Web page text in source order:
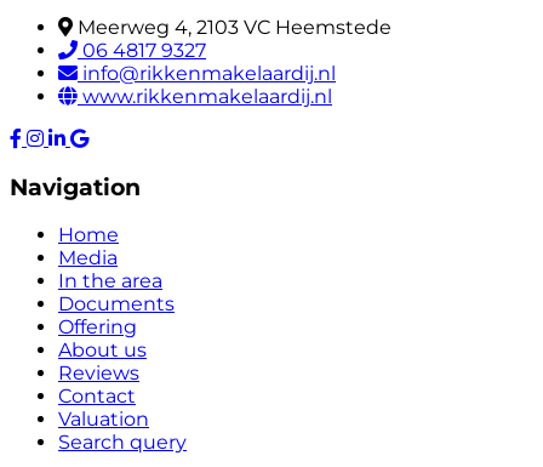
Meerweg 4, 2103 VC Heemstede
06 4817 9327
info@rikkenmakelaardij.nl
www.rikkenmakelaardij.nl
Navigation
Home
Media
In the area
Documents
Offering
About us
Reviews
Contact
Valuation
Search query